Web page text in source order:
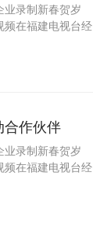
业录制新春贺岁
频在福建电视台经
合作伙伴
业录制新春贺岁
频在福建电视台经